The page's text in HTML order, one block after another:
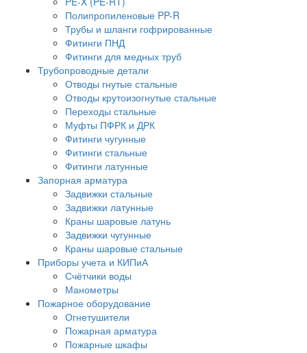
Полипропиленовые PP-R
Трубы и шланги гофрированные
Фитинги ПНД
Фитинги для медных труб
Трубопроводные детали
Отводы гнутые стальные
Отводы крутоизогнутые стальные
Переходы стальные
Муфты ПФРК и ДРК
Фитинги чугунные
Фитинги стальные
Фитинги латунные
Запорная арматура
Задвижки стальные
Задвижки латунные
Краны шаровые латунь
Задвижки чугунные
Краны шаровые стальные
Приборы учета и КИПиА
Счётчики воды
Манометры
Пожарное оборудование
Огнетушители
Пожарная арматура
Пожарные шкафы